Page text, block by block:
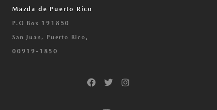
Mazda de Puerto Rico
P.O Box 191850
San Juan, Puerto Rico,
00919-1850
F
T
t
I